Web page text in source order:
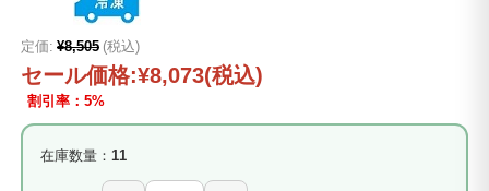
定価: ¥8,505 (税込)
セール価格:¥8,073(税込)
割引率：5%
在庫数量： 11